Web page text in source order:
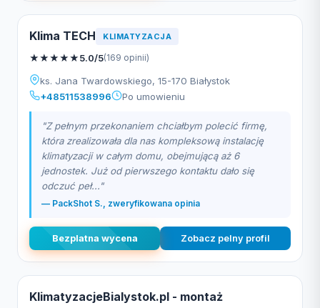
Klima TECH KLIMATYZACJA
★★★★★5.0/5(169 opinii)
ks. Jana Twardowskiego, 15-170 Białystok
+48511538996
Po umowieniu
"Z pełnym przekonaniem chciałbym polecić firmę,
która zrealizowała dla nas kompleksową instalację
klimatyzacji w całym domu, obejmującą aż 6
jednostek. Już od pierwszego kontaktu dało się
odczuć peł..."
— PackShot S., zweryfikowana opinia
Bezplatna wycena Zobacz pelny profil
KlimatyzacjeBialystok.pl - montaż